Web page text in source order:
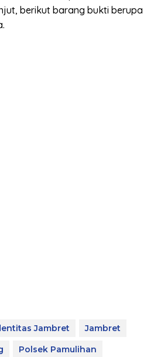
berikut barang bukti berupa
Jambret
Jambret
Polsek Pamulihan